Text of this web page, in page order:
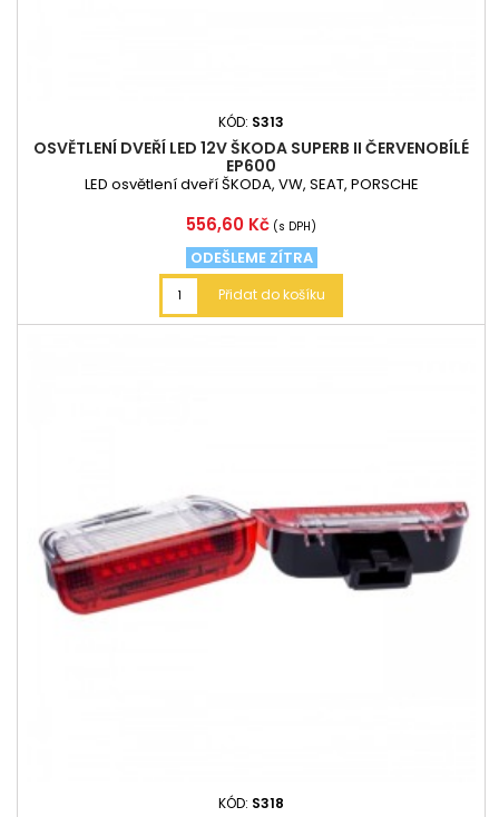
KÓD: S313
OSVĚTLENÍ DVEŘÍ LED 12V ŠKODA SUPERB II ČERVENOBÍLÉ
EP600
LED osvětlení dveří ŠKODA, VW, SEAT, PORSCHE
Cena
556,60 Kč (s DPH)
ODEŠLEME ZÍTRA
Přidat do košíku
KÓD: S318